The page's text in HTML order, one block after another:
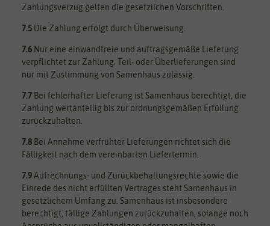
Zahlungsverzug gelten die gesetzlichen Vorschriften.
7.5 Die Zahlung erfolgt durch Überweisung.
7.6 Nur eine einwandfreie und auftragsgemäße Lieferung
verpflichtet zur Zahlung. Teil- oder Überlieferungen sind
nur mit Zustimmung von Samenhaus zulässig.
7.7 Bei fehlerhafter Lieferung ist Samenhaus berechtigt, die
Zahlung wertanteilig bis zur ordnungsgemäßen Erfüllung
zurückzuhalten.
7.8 Bei Annahme verfrühter Lieferungen richtet sich die
Fälligkeit nach dem vereinbarten Liefertermin.
7.9Aufrechnungs- und Zurückbehaltungsrechte sowie die
Einrede des nicht erfüllten Vertrages steht Samenhaus in
gesetzlichem Umfang zu. Samenhaus ist insbesondere
berechtigt, fällige Zahlungen zurückzuhalten, solange noch